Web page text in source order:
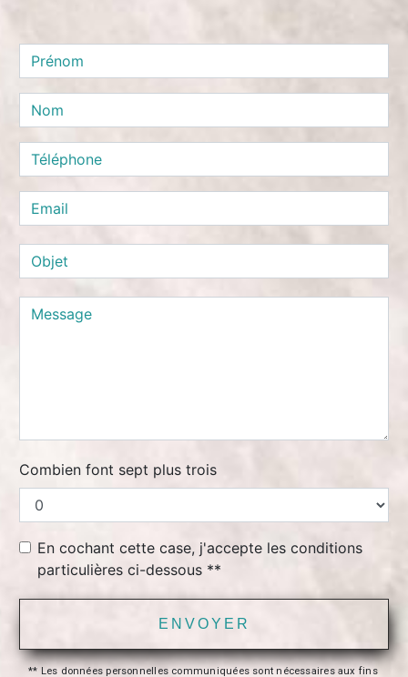
Combien font sept plus trois
En cochant cette case, j'accepte les conditions
particulières ci-dessous **
ENVOYER
** Les données personnelles communiquées sont nécessaires aux fins